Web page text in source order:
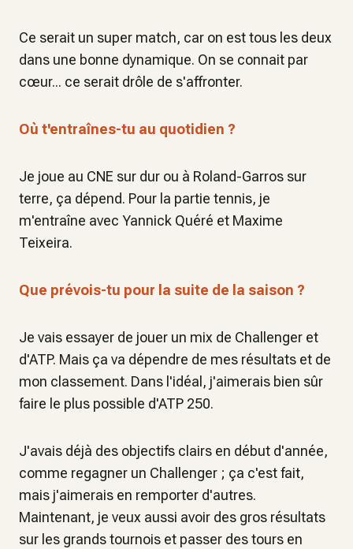
Ce serait un super match, car on est tous les deux
dans une bonne dynamique. On se connait par
cœur... ce serait drôle de s'affronter.
Où t'entraînes-tu au quotidien ?
Je joue au CNE sur dur ou à Roland-Garros sur
terre, ça dépend. Pour la partie tennis, je
m'entraîne avec Yannick Quéré et Maxime
Teixeira.
Que prévois-tu pour la suite de la saison ?
Je vais essayer de jouer un mix de Challenger et
d'ATP. Mais ça va dépendre de mes résultats et de
mon classement. Dans l'idéal, j'aimerais bien sûr
faire le plus possible d'ATP 250.
J'avais déjà des objectifs clairs en début d'année,
comme regagner un Challenger ; ça c'est fait,
mais j'aimerais en remporter d'autres.
Maintenant, je veux aussi avoir des gros résultats
sur les grands tournois et passer des tours en